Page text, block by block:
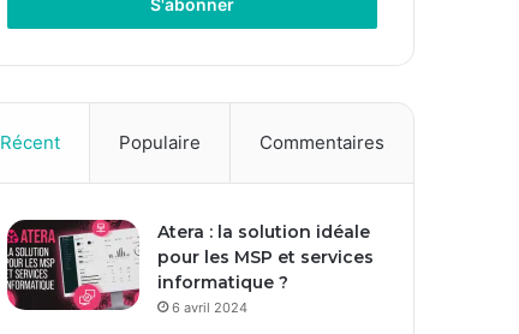
e
o
t
e
d
r
e
s
Récent Populaire Commentaires
Atera : la solution idéale
pour les MSP et services
informatique ?
6 avril 2024